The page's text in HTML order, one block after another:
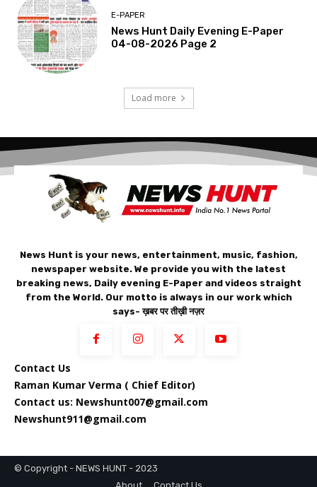
E-PAPER
News Hunt Daily Evening E-Paper
04-08-2026 Page 2
Load more
News Hunt is your news, entertainment, music, fashion,
newspaper website. We provide you with the latest
breaking news, Daily evening E-Paper and videos straight
from the World. Our motto is always in our work which
says- ख़बर पर तीख़ी नज़र
Contact Us
Raman Kumar Verma ( Chief Editor)
Contact us: Newshunt007@gmail.com
Newshunt911@gmail.com
© Copyright - NEWS HUNT - 2023